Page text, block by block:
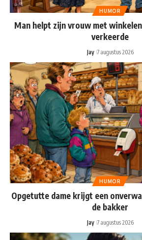
HUMOR
Man helpt zijn vrouw met
verkeerde
Jay 7 augustus 2026
HUMOR
Opgetutte dame krijgt een
de bakker
Jay 7 augustus 2026